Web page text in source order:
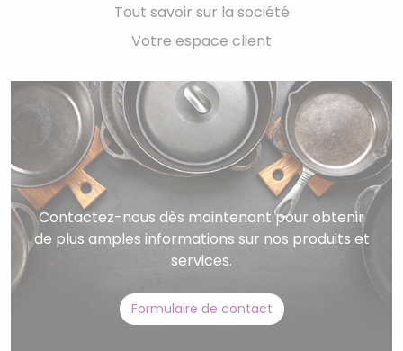
Tout savoir sur la société
Votre espace client
Contactez-nous dès maintenant pour obtenir
de plus amples informations sur nos produits et
services.
Formulaire de contact